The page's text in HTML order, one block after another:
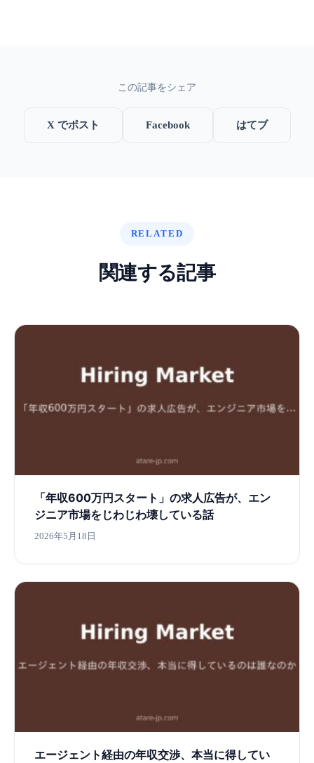
この記事をシェア
X でポスト Facebook はてブ
RELATED
関連する記事
「年収600万円スタート」の求人広告が、エン
ジニア市場をじわじわ壊している話
2026年5月18日
エージェント経由の年収交渉、本当に得してい